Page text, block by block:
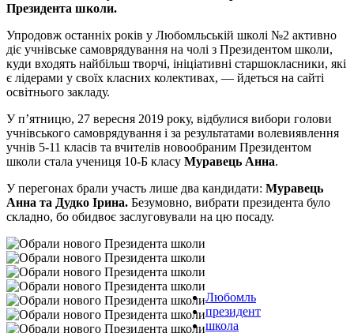
Президента школи.
Упродовж останніх років у Любомльській школі №2 активно
діє учнівське самоврядування на чолі з Президентом школи,
куди входять найбільш творчі, ініціативні старшокласники, які
є лідерами у своїх класних колективах, — йдеться на сайті
освітнього закладу.
У п’ятницю, 27 вересня 2019 року, відбулися вибори голови
учнівського самоврядування і за результатами волевиявлення
учнів 5-11 класів та вчителів новообраним Президентом
школи стала учениця 10-Б класу Муравець Анна.
У перегонах брали участь лише два кандидати: Муравець
Анна та Дудко Ірина. Безумовно, вибрати президента було
складно, бо обидвоє заслуговували на цю посаду.
Любомль
президент
школа